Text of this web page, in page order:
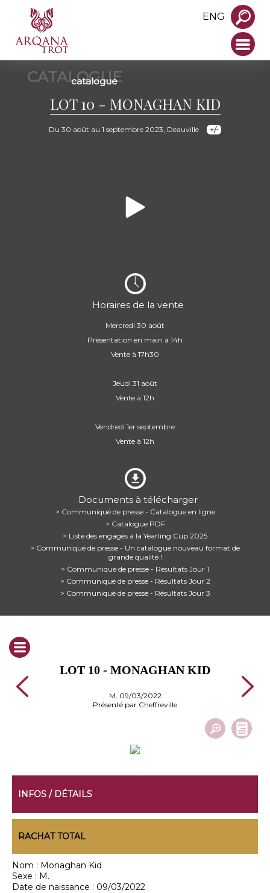
ENG
CATALOGUE
catalogue
LOT 10 - MONAGHAN KID
Du 30 août au 1 septembre 2023, Deauville
Horaires de la vente
Mercredi 30 août
Présentation en main à 14h
Vente à 17h30
Jeudi 31 août
Vente à 12h
Vendredi 1er septembre
Vente à 12h
Documents à télécharger
> Communiqué de presse - Catalogue en ligne
> Catalogue PDF
> Liste des engagés à la Yearling Cup 2025
> Communiqué de presse - Un catalogue nouveau format de
grande qualité !
> Communiqué de presse - Résultats Jour 1
> Communiqué de presse - Résultats Jour 2
> Communiqué de presse - Résultats Jour 3
LOT 10 - MONAGHAN KID
M. 09/03/2022
Présenté par Cheffreville
INFOS / DÉTAILS
RACHAT TOTAL
Nom : Monaghan Kid
Sexe : M.
Date de naissance : 09/03/2022